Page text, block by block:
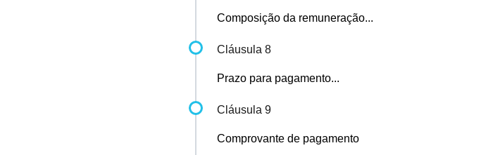
Composição da remuneração...
Cláusula 8
Prazo para pagamento...
Cláusula 9
Comprovante de pagamento